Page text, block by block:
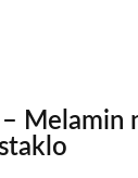
Melamin